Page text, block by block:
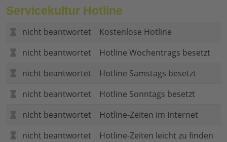
Servicekultur Hotline
nicht beantwortet
Kostenlose Hotline
nicht beantwortet
Hotline Wochentrags besetzt
nicht beantwortet
Hotline Samstags besetzt
nicht beantwortet
Hotline Sonntags besetzt
nicht beantwortet
Hotline-Zeiten im Internet
nicht beantwortet
Hotline-Zeiten leicht zu finden